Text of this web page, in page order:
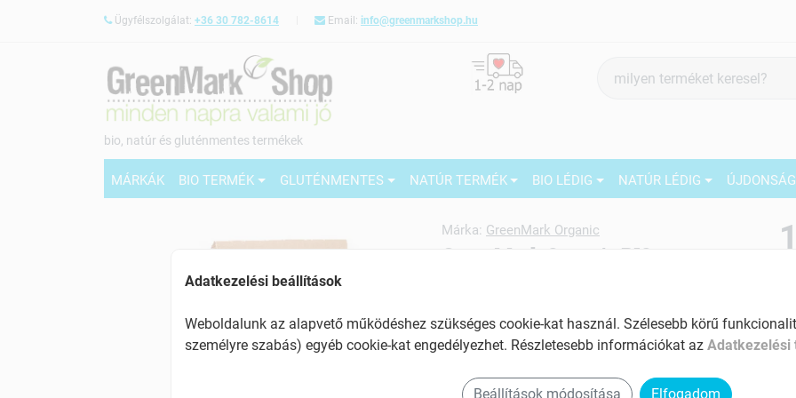
Ügyfélszolgálat: +36 30 782-8614 Email: info@greenmarkshop.hu
bio, natúr és gluténmentes termékek
keresés
MÁRKÁK BIO TERMÉK GLUTÉNMENTES NATÚR TERMÉK BIO LÉDIG NATÚR LÉDIG ÚJDONSÁG
Márka: GreenMark Organic
GreenMark Organic BIO
EAN: 2010000102299
Adatkezelési beállítások
Weboldalunk az alapvető működéshez szükséges cookie-kat használ. Szélesebb körű
személyre szabás) egyéb cookie-kat engedélyezhet. Részletesebb információkat az Adatkezelési
Beállítások módosítása Elfogadom